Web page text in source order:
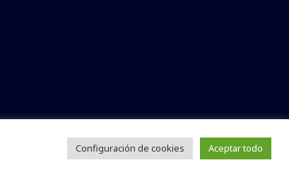
sin dar referencia a la fuente.
Configuración de cookies Aceptar todo